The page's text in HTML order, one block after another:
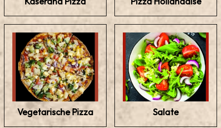
Vegetarische Pizza Salate